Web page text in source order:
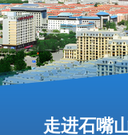
走进石嘴